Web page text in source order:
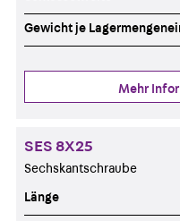
Gewicht je
Mehr
SES 8X25
Sechskantschraube
Länge